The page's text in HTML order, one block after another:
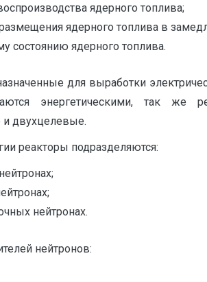
ядерного топлива;
ядерного топлива в
состоянию ядерного топлива.
для выработки
энергетическими, так же
и двухцелевые.
реакторы подразделяются:
нейтронах.
нейтронов: